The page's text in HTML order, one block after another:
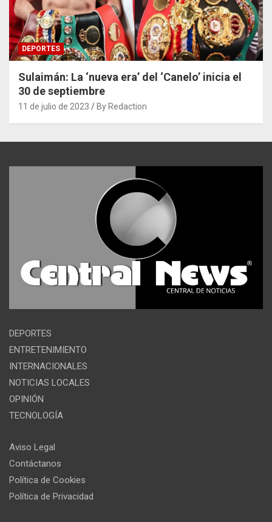
DEPORTES
Sulaimán: La ‘nueva era’ del ‘Canelo’ inicia el
30 de septiembre
11 de julio de 2023 By Redaction
DEPORTES
ENTRETENIMIENTO
INTERNACIONALES
NOTICIAS LOCALES
OPINIÓN
TECNOLOGÍA
Aviso Legal
Contáctanos
Política de Cookies
Política de Privacidad